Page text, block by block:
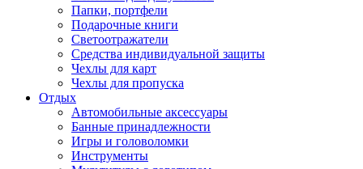
Папки, портфели
Подарочные книги
Светоотражатели
Средства индивидуальной защиты
Чехлы для карт
Чехлы для пропуска
Отдых
Автомобильные аксессуары
Банные принадлежности
Игры и головоломки
Инструменты